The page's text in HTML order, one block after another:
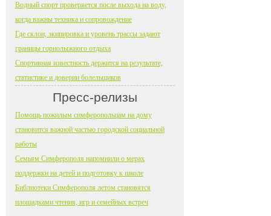
Водный спорт проверяется после выхода на воду,
когда важны техника и сопровождение
Где склон, экипировка и уровень трассы задают
границы горнолыжного отдыха
Спортивная известность держится на результате,
статистике и доверии болельщиков
Пресс-релизы
Помощь пожилым симферопольцам на дому
становится важной частью городской социальной
работы
Семьям Симферополя напомнили о мерах
поддержки на детей и подготовку к школе
Библиотеки Симферополя летом становятся
площадками чтения, игр и семейных встреч